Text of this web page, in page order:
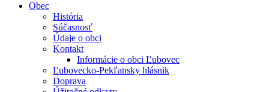
Obec
História
Súčasnosť
Údaje o obci
Kontakt
Informácie o obci Ľubovec
Ľubovecko-Pekľansky hlásnik
Doprava